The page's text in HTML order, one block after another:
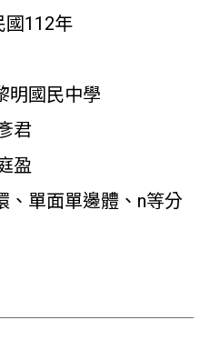
國112年
明國民中學
君
盈
、單面單邊體、n等分